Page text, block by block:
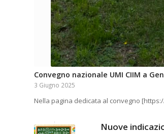
Convegno nazionale UMI CIIM a
3 Giugno 2025
Nella pagina dedicata al convegno
Nuove